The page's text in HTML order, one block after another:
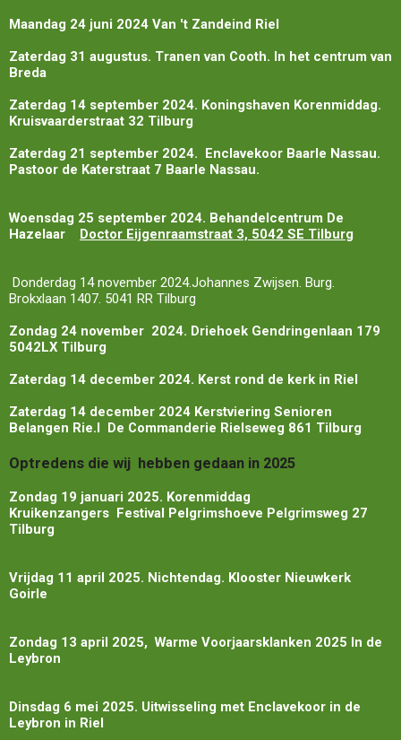
Maandag 24 juni 2024 Van 't Zandeind Riel
Zaterdag 31 augustus. Tranen van Cooth. In het centrum van
Breda
Zaterdag 14 september 2024. Koningshaven Korenmiddag.
Kruisvaarderstraat 32 Tilburg
Zaterdag 21 september 2024. Enclavekoor Baarle Nassau.
Pastoor de Katerstraat 7 Baarle Nassau.
Woensdag 25 september 2024. Behandelcentrum De
Hazelaar Doctor Eijgenraamstraat 3, 5042 SE Tilburg
Donderdag 14 november 2024.Johannes Zwijsen. Burg.
Brokxlaan 1407. 5041 RR Tilburg
Zondag 24 november 2024. Driehoek Gendringenlaan 179
5042LX Tilburg
Zaterdag 14 december 2024. Kerst rond de kerk in Riel
Zaterdag 14 december 2024 Kerstviering Senioren
Belangen Rie.l De Commanderie Rielseweg 861 Tilburg
Optredens die wij hebben gedaan in 2025
Zondag 19 januari 2025. Korenmiddag
Kruikenzangers Festival Pelgrimshoeve Pelgrimsweg 27
Tilburg
Vrijdag 11 april 2025. Nichtendag. Klooster Nieuwkerk
Goirle
Zondag 13 april 2025, Warme Voorjaarsklanken 2025 In de
Leybron
Dinsdag 6 mei 2025. Uitwisseling met Enclavekoor in de
Leybron in Riel